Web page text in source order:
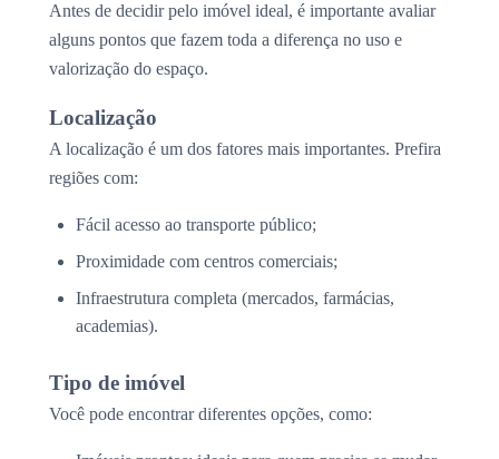
Antes de decidir pelo imóvel ideal, é importante avaliar
alguns pontos que fazem toda a diferença no uso e
valorização do espaço.
Localização
A localização é um dos fatores mais importantes. Prefira
regiões com:
Fácil acesso ao transporte público;
Proximidade com centros comerciais;
Infraestrutura completa (mercados, farmácias,
academias).
Tipo de imóvel
Você pode encontrar diferentes opções, como: